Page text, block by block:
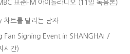
표준FM 아이돌라디오 (11일 녹음본)
차트를 달리는 남자
Fan Signing Event in SHANGHAI /
시간)